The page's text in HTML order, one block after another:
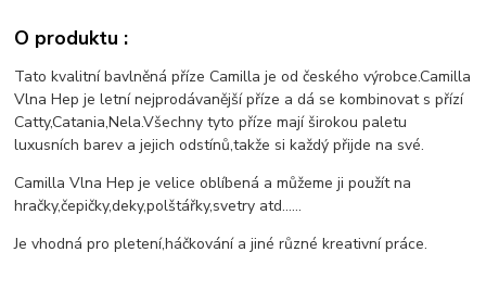
O produktu :
Tato kvalitní bavlněná příze Camilla je od českého výrobce.Camilla
Vlna Hep je letní nejprodávanější příze a dá se kombinovat s přízí
Catty,Catania,Nela.Všechny tyto příze mají širokou paletu
luxusních barev a jejich odstínů,takže si každý přijde na své.
Camilla Vlna Hep je velice oblíbená a můžeme ji použít na
hračky,čepičky,deky,polštářky,svetry atd......
Je vhodná pro pletení,háčkování a jiné různé kreativní práce.